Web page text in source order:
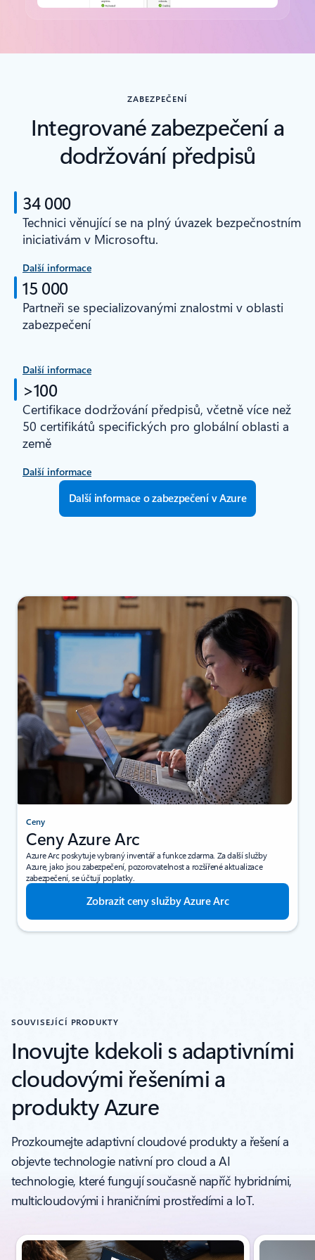
ZABEZPEČENÍ
Integrované zabezpečení a
dodržování předpisů
34 000
Technici věnující se na plný úvazek bezpečnostním
iniciativám v Microsoftu.
Další informace
15 000
Partneři se specializovanými znalostmi v oblasti
zabezpečení
Další informace
>100
Certifikace dodržování předpisů, včetně více než
50 certifikátů specifických pro globální oblasti a
země
Další informace
Další informace o zabezpečení v Azure
Ceny
Ceny Azure Arc
Azure Arc poskytuje vybraný inventář a funkce zdarma. Za další služby
Azure, jako jsou zabezpečení, pozorovatelnost a rozšířené aktualizace
zabezpečení, se účtují poplatky.
Zobrazit ceny služby Azure Arc
SOUVISEJÍCÍ PRODUKTY
Inovujte kdekoli s adaptivními
cloudovými řešeními a
produkty Azure
Prozkoumejte adaptivní cloudové produkty a řešení a
objevte technologie nativní pro cloud a AI
technologie, které fungují současně napříč hybridními,
multicloudovými i hraničními prostředími a IoT.
Zobrazuje se snímek 1 z(e) 4.